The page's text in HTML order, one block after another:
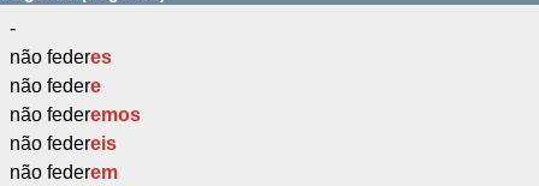
-
não federes
não federe
não federemos
não federeis
não federem